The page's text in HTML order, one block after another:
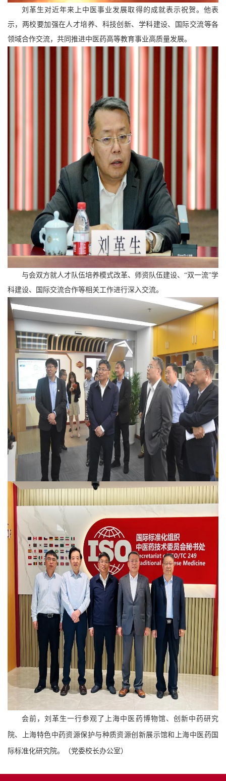
刘革生对近年来上中医事业发展取得的成就表示祝贺。他表
示，两校要加强在人才培养、科技创新、学科建设、国际交流等各
领域合作交流，共同推进中医药高等教育事业高质量发展。
与会双方就人才队伍培养模式改革、师资队伍建设、“双一流”学
科建设、国际交流合作等相关工作进行深入交流。
会前，刘革生一行参观了上海中医药博物馆、创新中药研究
院、上海特色中药资源保护与种质资源创新展示馆和上海中医药国
际标准化研究院。 （党委校长办公室）